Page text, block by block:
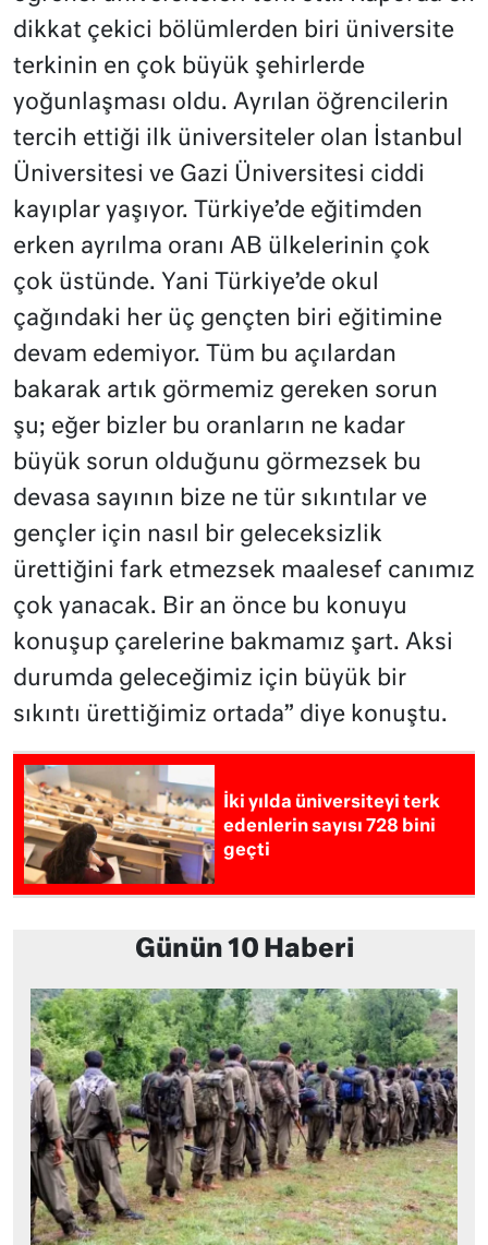
dikkat çekici bölümlerden biri üniversite
terkinin en çok büyük şehirlerde
yoğunlaşması oldu. Ayrılan öğrencilerin
tercih ettiği ilk üniversiteler olan İstanbul
Üniversitesi ve Gazi Üniversitesi ciddi
kayıplar yaşıyor. Türkiye’de eğitimden
erken ayrılma oranı AB ülkelerinin çok
çok üstünde. Yani Türkiye’de okul
çağındaki her üç gençten biri eğitimine
devam edemiyor. Tüm bu açılardan
bakarak artık görmemiz gereken sorun
şu; eğer bizler bu oranların ne kadar
büyük sorun olduğunu görmezsek bu
devasa sayının bize ne tür sıkıntılar ve
gençler için nasıl bir geleceksizlik
ürettiğini fark etmezsek maalesef canımız
çok yanacak. Bir an önce bu konuyu
konuşup çarelerine bakmamız şart. Aksi
durumda geleceğimiz için büyük bir
sıkıntı ürettiğimiz ortada” diye konuştu.
İki yılda üniversiteyi terk
edenlerin sayısı 728 bini
geçti
Günün 10 Haberi